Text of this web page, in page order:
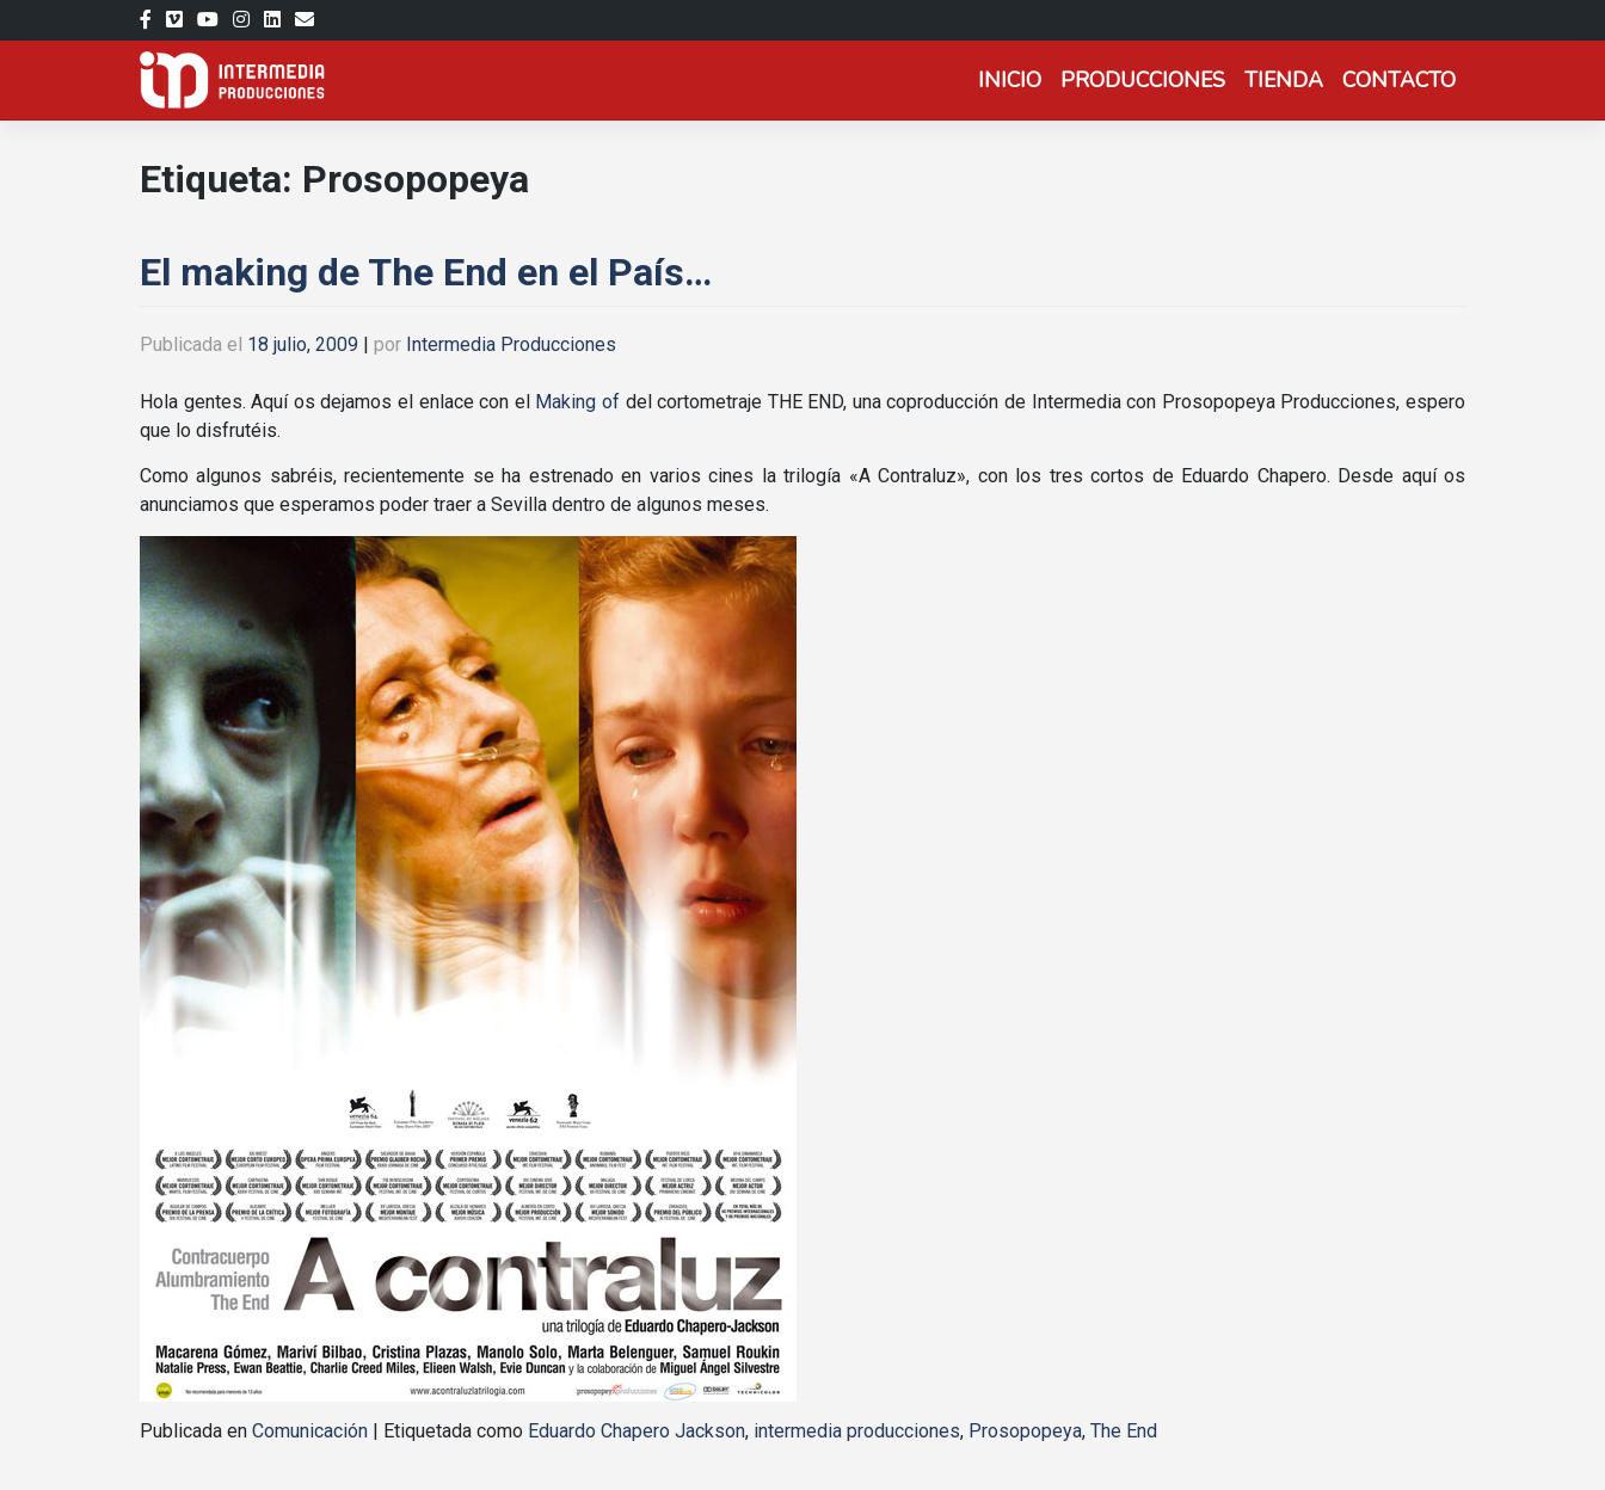
al
INICIO PRODUCCIONES TIENDA CONTACTO
Etiqueta: Prosopopeya
El making de The End en el Paí­s…
Publicada el 18 julio, 2009 por Intermedia Producciones
Hola gentes. Aquí­ os dejamos el enlace con el Making of del cortometraje THE END, una coproducción de Intermedia con Prosopopeya Producciones, espero
que lo disfrutéis.
Como algunos sabréis, recientemente se ha estrenado en varios cines la trilogí­a «A Contraluz», con los tres cortos de Eduardo Chapero. Desde aquí­ os
anunciamos que esperamos poder traer a Sevilla dentro de algunos meses.
Publicada en Comunicación Etiquetada como Eduardo Chapero Jackson, intermedia producciones, Prosopopeya, The End